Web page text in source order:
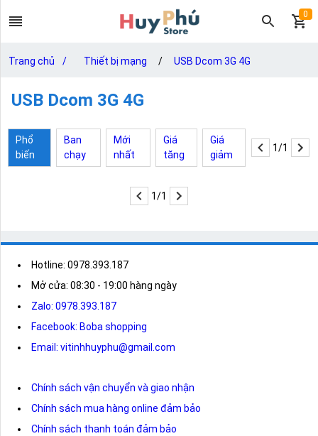
0
Trang chủ / Thiết bị mạng / USB Dcom 3G 4G
USB Dcom 3G 4G
Phổ
biến
Ban
chạy
Mới
nhất
Giá
tăng
Giá
giảm
1/1
1/1
Hotline: 0978.393.187
Mở cửa: 08:30 - 19:00 hàng ngày
Zalo: 0978.393.187
Facebook: Boba shopping
Email: vitinhhuyphu@gmail.com
Chính sách vận chuyển và giao nhận
Chính sách mua hàng online đảm bảo
Chính sách thanh toán đảm bảo